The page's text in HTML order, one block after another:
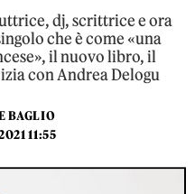
dj, scrittrice e ora
che è come «una
il nuovo libro, il
con Andrea Delogu
BAGLIO
11:55